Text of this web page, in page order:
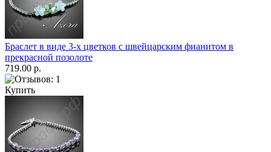
Браслет в виде 3-х цветков с швейцарским фианитом в
прекрасной позолоте
719.00 р.
Купить